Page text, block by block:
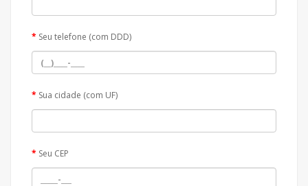
Seu telefone (com DDD)
Sua cidade (com UF)
Seu CEP